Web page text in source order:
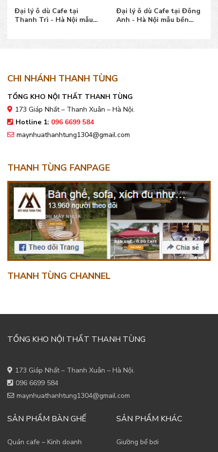
Đại lý ô dù Cafe tại
Thanh Trì - Hà Nội mẫu
Đại lý ô dù Cafe tại Đông
Anh - Hà Nội mẫu bền
CHI NHÁNH THANH TÙNG
TỔNG KHO NỘI THẤT THANH TÙNG
173 Giáp Nhất – Thanh Xuân – Hà Nội.
Hotline 1: 096 6699 584
maynhuathanhtung1304@gmail.com
THANH TÙNG FANPAGE
THANH TÙNG CHANNEL
TỔNG KHO NỘI THẤT THANH TÙNG
173 Giáp Nhất – Thanh Xuân – Hà Nội.
096 6699 584
maynhuathanhtung1304@gmail.com
SẢN PHẨM BÀN GHẾ
Quán cafe – Kinh doanh
SẢN PHẨM KHÁC
Giường bể bơi